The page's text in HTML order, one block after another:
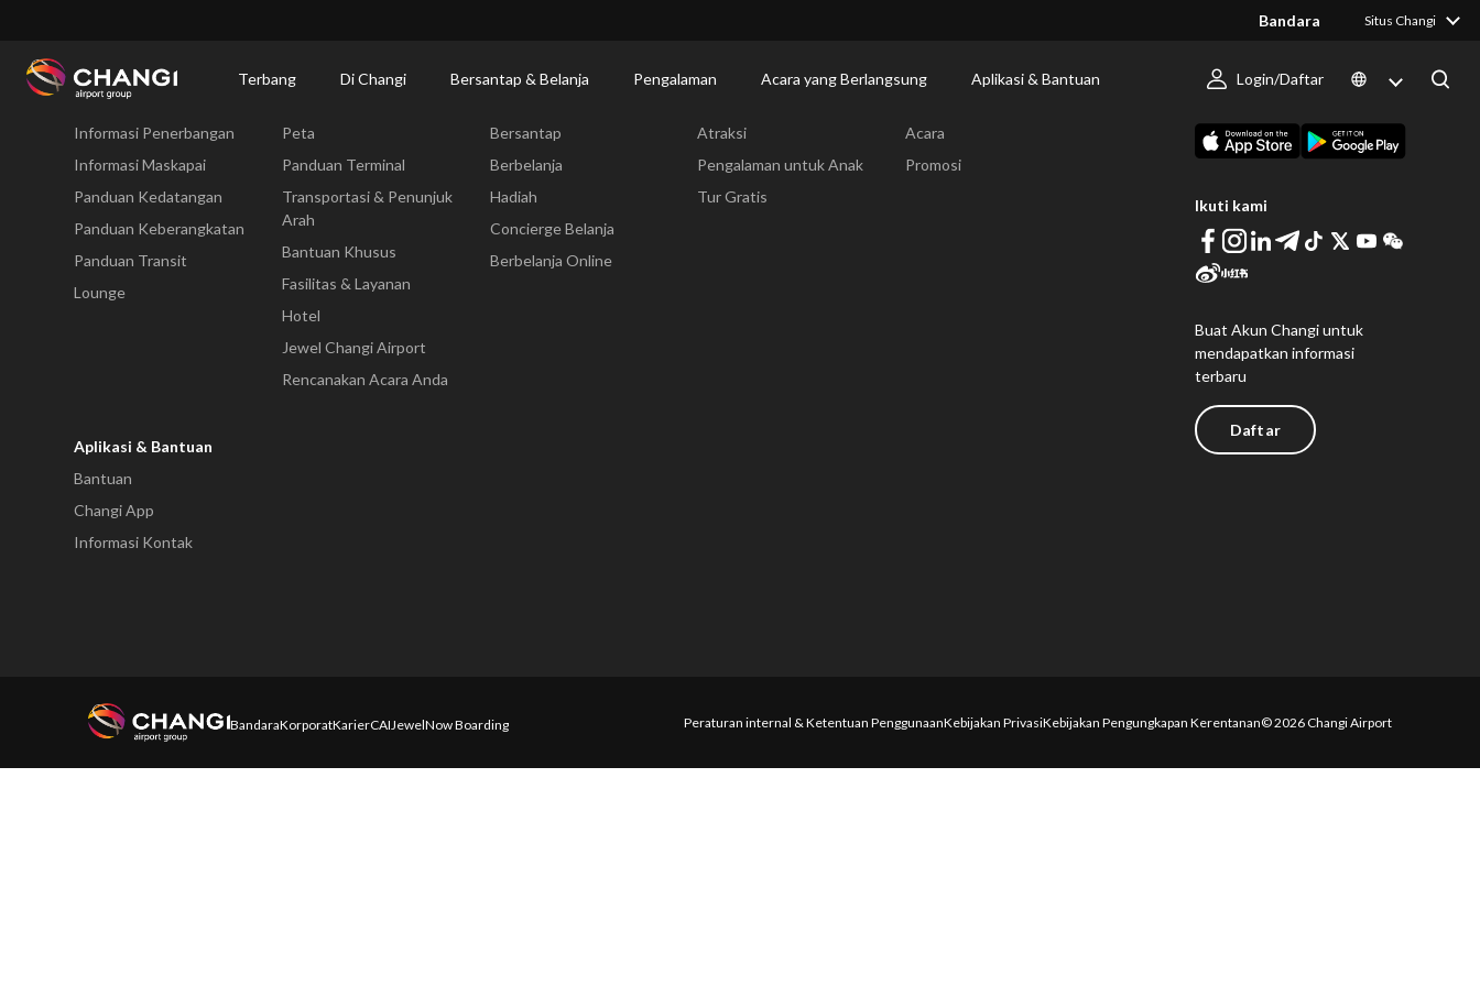
Bandara Situs Changi
Terbang Di Changi Bersantap & Belanja Pengalaman Acara yang Berlangsung Aplikasi & Bantuan Login/Daftar
Changi
Terbang
Informasi Penerbangan
Informasi Maskapai
Panduan Kedatangan
Panduan Keberangkatan
Panduan Transit
Lounge
Peta
Panduan Terminal
Transportasi & Penunjuk
Arah
Bantuan Khusus
Fasilitas & Layanan
Hotel
Jewel Changi Airport
Rencanakan Acara Anda
Bersantap
Berbelanja
Hadiah
Concierge Belanja
Berbelanja Online
Atraksi
Pengalaman untuk Anak
Tur Gratis
Acara
Promosi
Aplikasi & Bantuan
Bantuan
Changi App
Informasi Kontak
Ikuti kami
Buat Akun Changi untuk
mendapatkan informasi
terbaru
Daftar
BandaraKorporatKarierCAIJewelNow Boarding Peraturan internal & Ketentuan PenggunaanKebijakan PrivasiKebijakan Pengungkapan Kerentanan© 2026 Changi Airport